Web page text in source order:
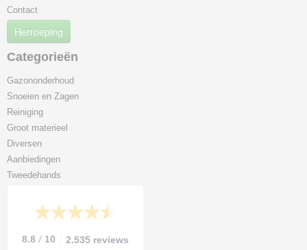
Contact
Herroeping
Categorieën
Gazononderhoud
Snoeien en Zagen
Reiniging
Groot materieel
Diversen
Aanbiedingen
Tweedehands
8.8 / 10 2.535 reviews